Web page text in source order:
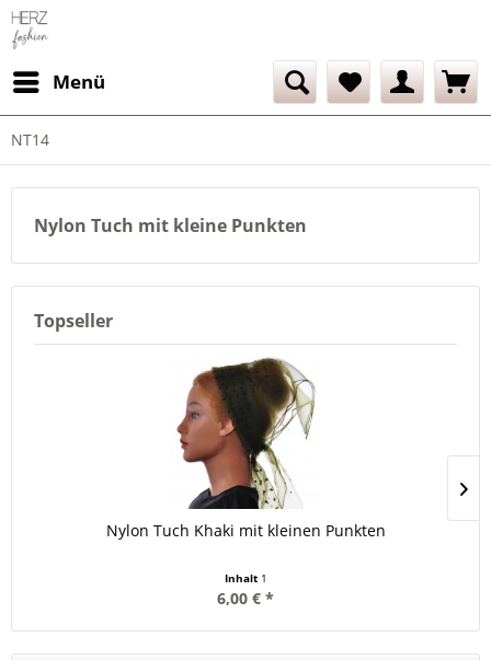
Menü
NT14
Nylon Tuch mit kleine Punkten
Topseller
Nylon Tuch Khaki mit kleinen Punkten
Inhalt 1
6,00 € *